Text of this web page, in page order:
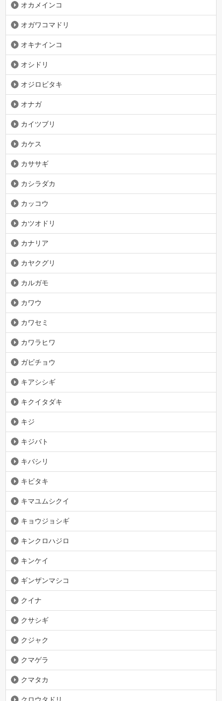
オカメインコ
オガワコマドリ
オキナインコ
オシドリ
オジロビタキ
オナガ
カイツブリ
カケス
カササギ
カシラダカ
カッコウ
カツオドリ
カナリア
カヤクグリ
カルガモ
カワウ
カワセミ
カワラヒワ
ガビチョウ
キアシシギ
キクイタダキ
キジ
キジバト
キバシリ
キビタキ
キマユムシクイ
キョウジョシギ
キンクロハジロ
キンケイ
ギンザンマシコ
クイナ
クサシギ
クジャク
クマゲラ
クマタカ